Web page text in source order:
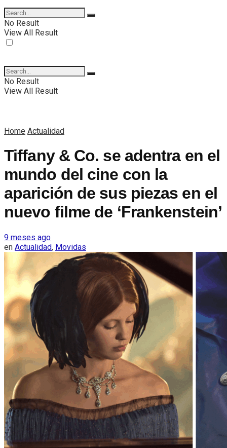
No Result
View All Result
No Result
View All Result
Home Actualidad
Tiffany & Co. se adentra en el
mundo del cine con la
aparición de sus piezas en el
nuevo filme de ‘Frankenstein’
9 meses ago
en Actualidad, Movidas